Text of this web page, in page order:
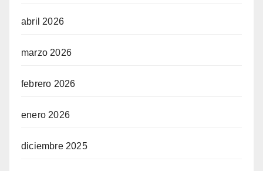
abril 2026
marzo 2026
febrero 2026
enero 2026
diciembre 2025